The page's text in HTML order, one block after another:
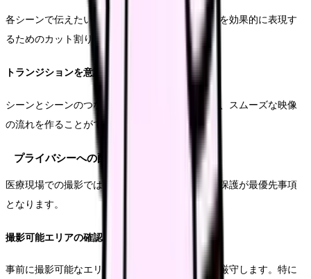
各シーンで伝えたいメッセージを明確にし、それを効果的に表現す
るためのカット割りを計画します。
トランジションを意識した撮影
シーンとシーンのつながりを意識した撮影により、スムーズな映像
の流れを作ることができます。
プライバシーへの配慮と撮影制限
医療現場での撮影では、患者さんのプライバシー保護が最優先事項
となります。
撮影可能エリアの確認
事前に撮影可能なエリアを明確にし、制限区域を厳守します。特に